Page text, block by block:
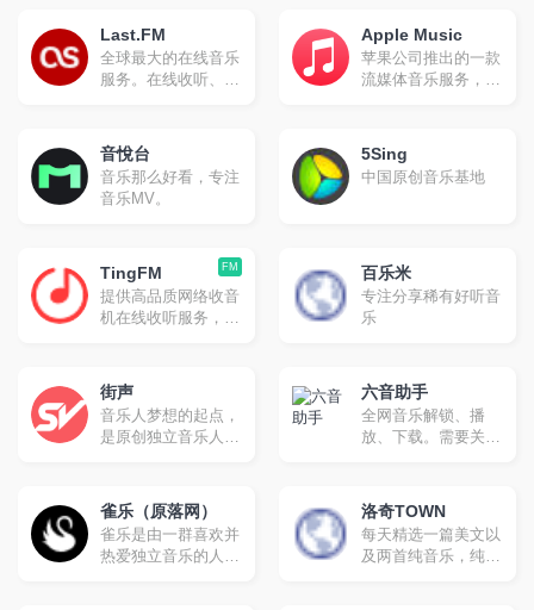
名，以音频收听为特
色，将打造为新闻门
户，成为优势突出、
特色鲜明的多媒体集
订购、歌曲下载、铃
音管理、音乐电台、
音乐视频等一站式音
乐互动体验。
Last.FM
全球最大的在线音乐
服务。在线收听、进
荐。
Apple Music
苹果公司推出的一款
流媒体音乐服务，于
音悅台
音乐那么好看，专注
音乐MV。
5Sing
中国原创音乐基地
FM
TingFM
提供高品质网络收音
机在线收听服务，无
听广播。网站全面汇
集整理国内外主流电
台流媒体播放地址，
方便广大广播爱好者
百乐米
专注分享稀有好听音
乐
街声
音乐人梦想的起点，
是原创独立音乐人扎
乐产业的权威人士每
天聆听新作，在站内
站外进行推荐，并且
具有准确的排行榜机
六音助手
全网音乐解锁、播
放、下载。需要关注
雀乐（原落网）
雀乐是由一群喜欢并
热爱独立音乐的人共
洛奇TOWN
每天精选一篇美文以
及两首纯音乐，纯音